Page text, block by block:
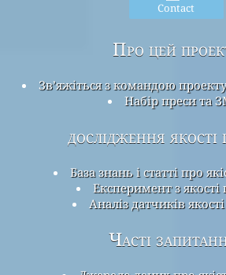
Contact
Про цей
Зв’яжіться з командою
Набір преси та
дослідження якості
База знань і статті про
Експеримент з якості
Аналіз датчиків
Часті